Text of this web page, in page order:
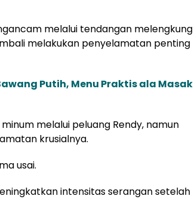
melalui tendangan melengkung
melakukan penyelamatan penting
Putih, Menu Praktis ala Masak
melalui peluang Rendy, namun
krusialnya.
usai.
intensitas serangan setelah